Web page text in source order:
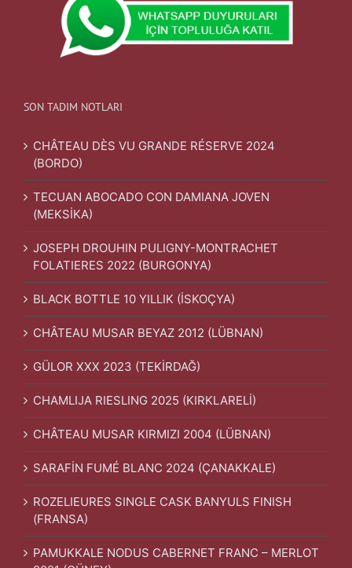
SON TADIM NOTLARI
CHÂTEAU DÈS VU GRANDE RÉSERVE 2024
(BORDO)
TECUAN ABOCADO CON DAMIANA JOVEN
(MEKSİKA)
JOSEPH DROUHIN PULIGNY-MONTRACHET
FOLATIERES 2022 (BURGONYA)
BLACK BOTTLE 10 YILLIK (İSKOÇYA)
CHÂTEAU MUSAR BEYAZ 2012 (LÜBNAN)
GÜLOR XXX 2023 (TEKİRDAĞ)
CHAMLIJA RIESLING 2025 (KIRKLARELİ)
CHÂTEAU MUSAR KIRMIZI 2004 (LÜBNAN)
SARAFİN FUMÉ BLANC 2024 (ÇANAKKALE)
ROZELIEURES SINGLE CASK BANYULS FINISH
(FRANSA)
PAMUKKALE NODUS CABERNET FRANC – MERLOT